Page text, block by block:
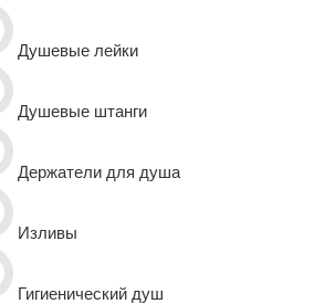
Душевые лейки
Душевые штанги
Держатели для душа
Изливы
Гигиенический душ